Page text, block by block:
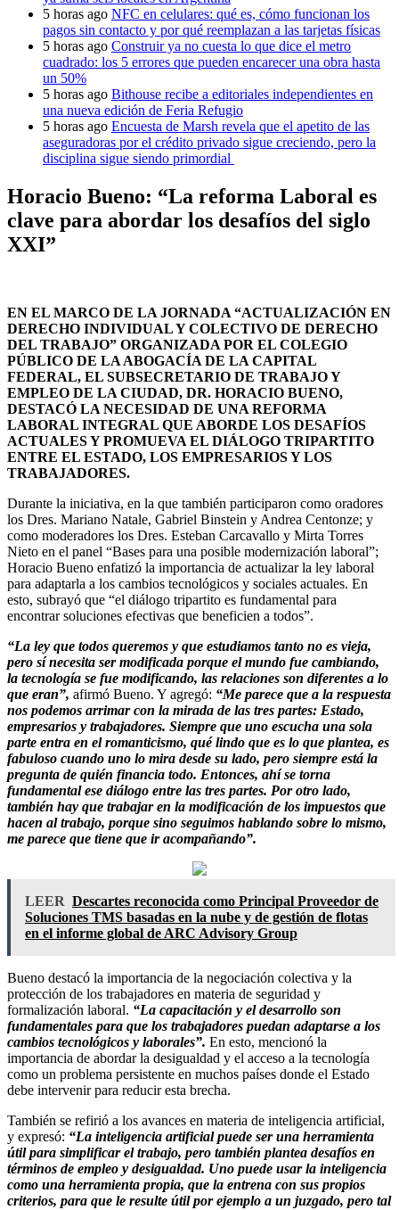
5 horas ago NFC en celulares: qué es, cómo funcionan los
pagos sin contacto y por qué reemplazan a las tarjetas físicas
5 horas ago Construir ya no cuesta lo que dice el metro
cuadrado: los 5 errores que pueden encarecer una obra hasta
un 50%
5 horas ago Bithouse recibe a editoriales independientes en
una nueva edición de Feria Refugio
5 horas ago Encuesta de Marsh revela que el apetito de las
aseguradoras por el crédito privado sigue creciendo, pero la
disciplina sigue siendo primordial
Horacio Bueno: “La reforma Laboral es
clave para abordar los desafíos del siglo
XXI”
EN EL MARCO DE LA JORNADA “ACTUALIZACIÓN EN
DERECHO INDIVIDUAL Y COLECTIVO DE DERECHO
DEL TRABAJO” ORGANIZADA POR EL COLEGIO
PÚBLICO DE LA ABOGACÍA DE LA CAPITAL
FEDERAL, EL SUBSECRETARIO DE TRABAJO Y
EMPLEO DE LA CIUDAD, DR. HORACIO BUENO,
DESTACÓ LA NECESIDAD DE UNA REFORMA
LABORAL INTEGRAL QUE ABORDE LOS DESAFÍOS
ACTUALES Y PROMUEVA EL DIÁLOGO TRIPARTITO
ENTRE EL ESTADO, LOS EMPRESARIOS Y LOS
TRABAJADORES.
Durante la iniciativa, en la que también participaron como oradores
los Dres. Mariano Natale, Gabriel Binstein y Andrea Centonze; y
como moderadores los Dres. Esteban Carcavallo y Mirta Torres
Nieto en el panel “Bases para una posible modernización laboral”;
Horacio Bueno enfatizó la importancia de actualizar la ley laboral
para adaptarla a los cambios tecnológicos y sociales actuales. En
esto, subrayó que “el diálogo tripartito es fundamental para
encontrar soluciones efectivas que beneficien a todos”.
“La ley que todos queremos y que estudiamos tanto no es vieja,
pero sí necesita ser modificada porque el mundo fue cambiando,
la tecnología se fue modificando, las relaciones son diferentes a lo
que eran”, afirmó Bueno. Y agregó: “Me parece que a la respuesta
nos podemos arrimar con la mirada de las tres partes: Estado,
empresarios y trabajadores. Siempre que uno escucha una sola
parte entra en el romanticismo, qué lindo que es lo que plantea, es
fabuloso cuando uno lo mira desde su lado, pero siempre está la
pregunta de quién financia todo. Entonces, ahí se torna
fundamental ese diálogo entre las tres partes. Por otro lado,
también hay que trabajar en la modificación de los impuestos que
hacen al trabajo, porque sino seguimos hablando sobre lo mismo,
me parece que tiene que ir acompañando”.
LEER Descartes reconocida como Principal Proveedor de
Soluciones TMS basadas en la nube y de gestión de flotas
en el informe global de ARC Advisory Group
Bueno destacó la importancia de la negociación colectiva y la
protección de los trabajadores en materia de seguridad y
formalización laboral. “La capacitación y el desarrollo son
fundamentales para que los trabajadores puedan adaptarse a los
cambios tecnológicos y laborales”. En esto, mencionó la
importancia de abordar la desigualdad y el acceso a la tecnología
como un problema persistente en muchos países donde el Estado
debe intervenir para reducir esta brecha.
También se refirió a los avances en materia de inteligencia artificial,
y expresó: “La inteligencia artificial puede ser una herramienta
útil para simplificar el trabajo, pero también plantea desafíos en
términos de empleo y desigualdad. Uno puede usar la inteligencia
como una herramienta propia, que la entrena con sus propios
criterios, para que le resulte útil por ejemplo a un juzgado, pero tal